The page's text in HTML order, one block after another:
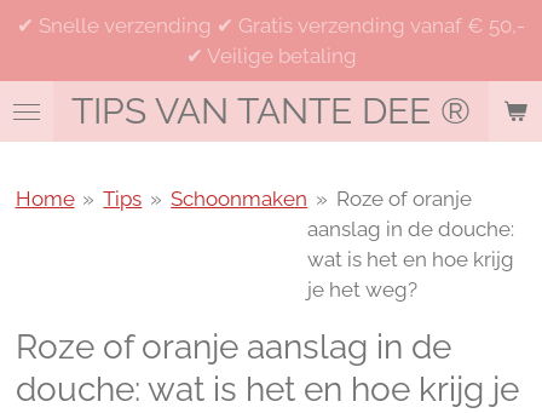
Ga
naar
de
hoofdinhoud
TIPS VAN TANTE DEE ®
✔ Snelle verzending ✔ Gratis verzending vanaf € 50,-
✔ Veilige betaling
Home » Tips » Schoonmaken » Roze of oranje
aanslag in de douche:
wat is het en hoe krijg
je het weg?
Roze of oranje aanslag in de
douche: wat is het en hoe krijg je